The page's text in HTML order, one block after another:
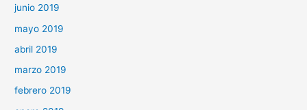
junio 2019
mayo 2019
abril 2019
marzo 2019
febrero 2019